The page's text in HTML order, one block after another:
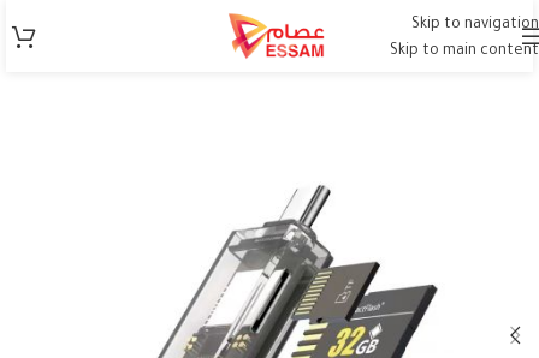
Skip to navigation
Skip to main content